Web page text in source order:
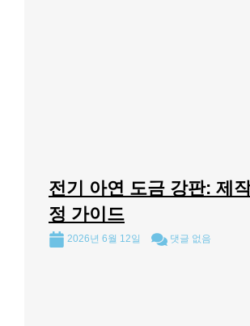
전기 아연 도금 강판: 제
정 가이드
2026년 6월 12일 댓글 없음